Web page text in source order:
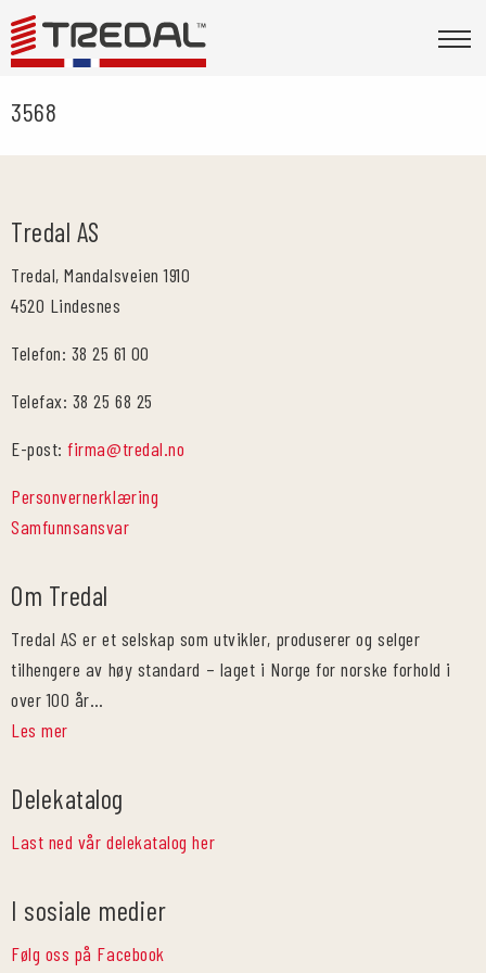
3568
Tredal AS
Tredal, Mandalsveien 1910
4520 Lindesnes
Telefon: 38 25 61 00
Telefax: 38 25 68 25
E-post:firma@tredal.no
Personvernerklæring
Samfunnsansvar
Om Tredal
Tredal AS er et selskap som utvikler, produserer og selger
tilhengere av høy standard – laget i Norge for norske forhold i
over 100 år…
Les mer
Delekatalog
Last ned vår delekatalog her
I sosiale medier
Følg oss på Facebook